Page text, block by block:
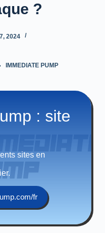
?
2024
IMMEDIATE PUMP
: site
sites en
fr